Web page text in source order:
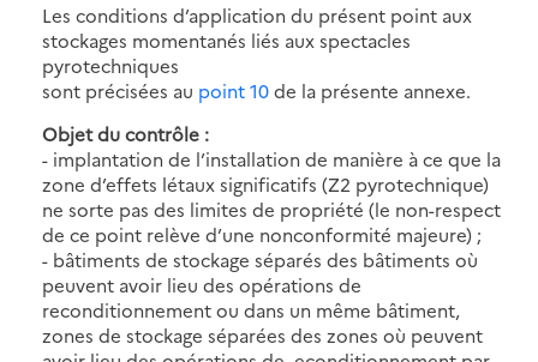
Les conditions d’application du présent point aux
stockages momentanés liés aux spectacles
pyrotechniques
sont précisées au point 10de la présente annexe.
Objet du contrôle :
- implantation de l’installation de manière à ce que la
zone d’effets létaux significatifs (Z2 pyrotechnique)
ne sorte pas des limites de propriété (le non-respect
de ce point relève d’une nonconformité majeure) ;
- bâtiments de stockage séparés des bâtiments où
peuvent avoir lieu des opérations de
reconditionnement ou dans un même bâtiment,
zones de stockage séparées des zones où peuvent